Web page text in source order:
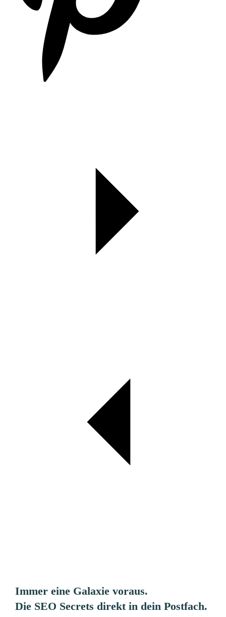
Immer eine Galaxie voraus.
Die SEO Secrets direkt in dein Postfach.